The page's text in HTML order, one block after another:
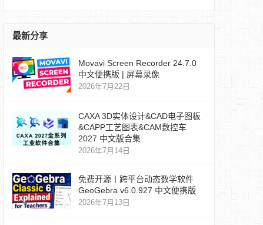
最新分享
Movavi Screen Recorder 24.7.0
中文便携版 | 屏幕录像
2026年7月22日
CAXA 3D实体设计&CAD电子图板
&CAPP工艺图表&CAM数控车
2027 中文版合集
2026年7月14日
免费开源丨跨平台动态数学软件
GeoGebra v6.0.927 中文便携版
2026年7月13日